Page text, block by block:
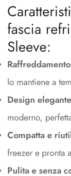
fascia
Sleeve:
lo mantiene a
Design elegante
moderno,
Compatta e
freezer e pronta
Pulita e senza